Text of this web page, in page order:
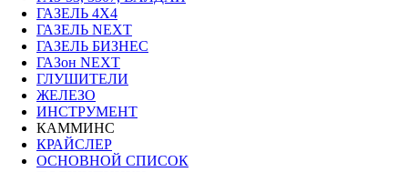
ГАЗЕЛЬ 4Х4
ГАЗЕЛЬ NEXT
ГАЗЕЛЬ БИЗНЕС
ГАЗон NEXT
ГЛУШИТЕЛИ
ЖЕЛЕЗО
ИНСТРУМЕНТ
КАММИНС
КРАЙСЛЕР
ОСНОВНОЙ СПИСОК